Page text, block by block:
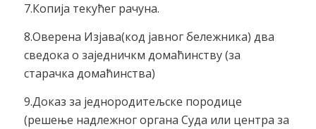
7.Копија текућег рачуна.
8.Оверена Изјава(код јавног бележника) два
сведока о заједничкм домаћинству (за
старачка домаћинства)
9.Доказ за једнородитељске породице
(решење надлежног органа Суда или центра за